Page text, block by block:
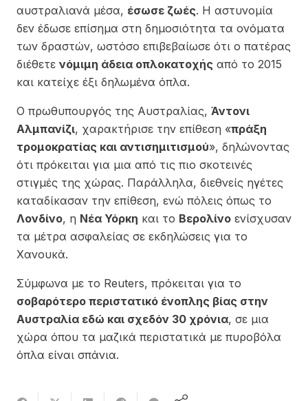
αυστραλιανά μέσα, έσωσε ζωές. Η αστυνομία
δεν έδωσε επίσημα στη δημοσιότητα τα ονόματα
των δραστών, ωστόσο επιβεβαίωσε ότι ο πατέρας
διέθετε νόμιμη άδεια οπλοκατοχής από το 2015
και κατείχε έξι δηλωμένα όπλα.
Ο πρωθυπουργός της Αυστραλίας, Άντονι
Αλμπανίζι, χαρακτήρισε την επίθεση «πράξη
τρομοκρατίας και αντισημιτισμού», δηλώνοντας
ότι πρόκειται για μια από τις πιο σκοτεινές
στιγμές της χώρας. Παράλληλα, διεθνείς ηγέτες
καταδίκασαν την επίθεση, ενώ πόλεις όπως το
Λονδίνο, η Νέα Υόρκη και το Βερολίνο ενίσχυσαν
τα μέτρα ασφαλείας σε εκδηλώσεις για το
Χανουκά.
Σύμφωνα με το Reuters, πρόκειται για το
σοβαρότερο περιστατικό ένοπλης βίας στην
Αυστραλία εδώ και σχεδόν 30 χρόνια, σε μια
χώρα όπου τα μαζικά περιστατικά με πυροβόλα
όπλα είναι σπάνια.